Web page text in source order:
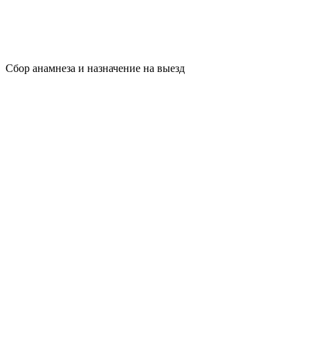
Сбор анамнеза и назначение на выезд